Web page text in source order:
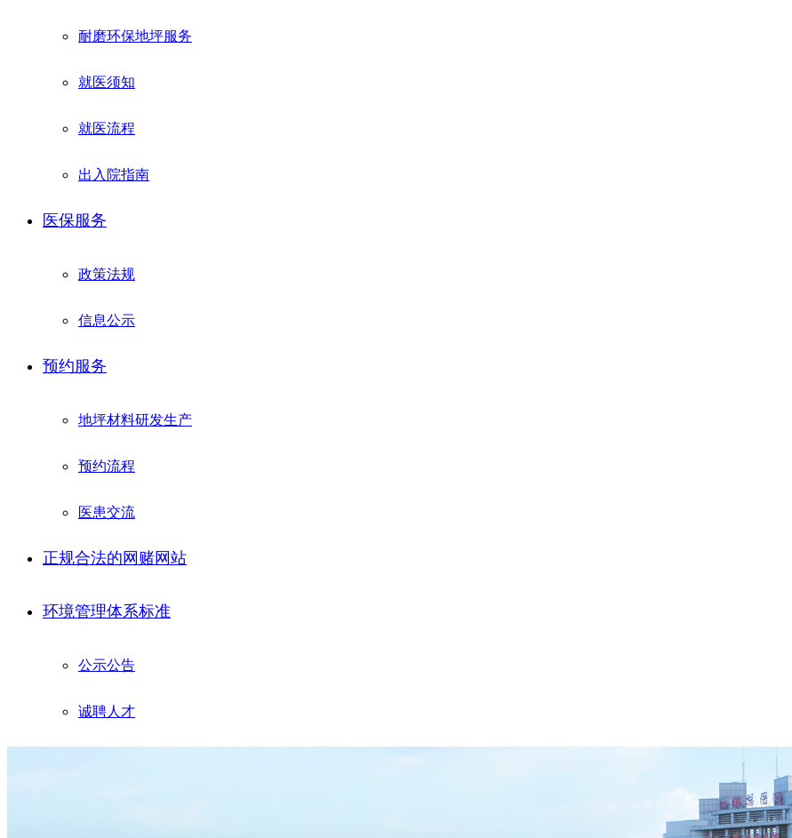
耐磨环保地坪服务
就医须知
就医流程
出入院指南
医保服务
政策法规
信息公示
预约服务
地坪材料研发生产
预约流程
医患交流
正规合法的网赌网站
环境管理体系标准
公示公告
诚聘人才